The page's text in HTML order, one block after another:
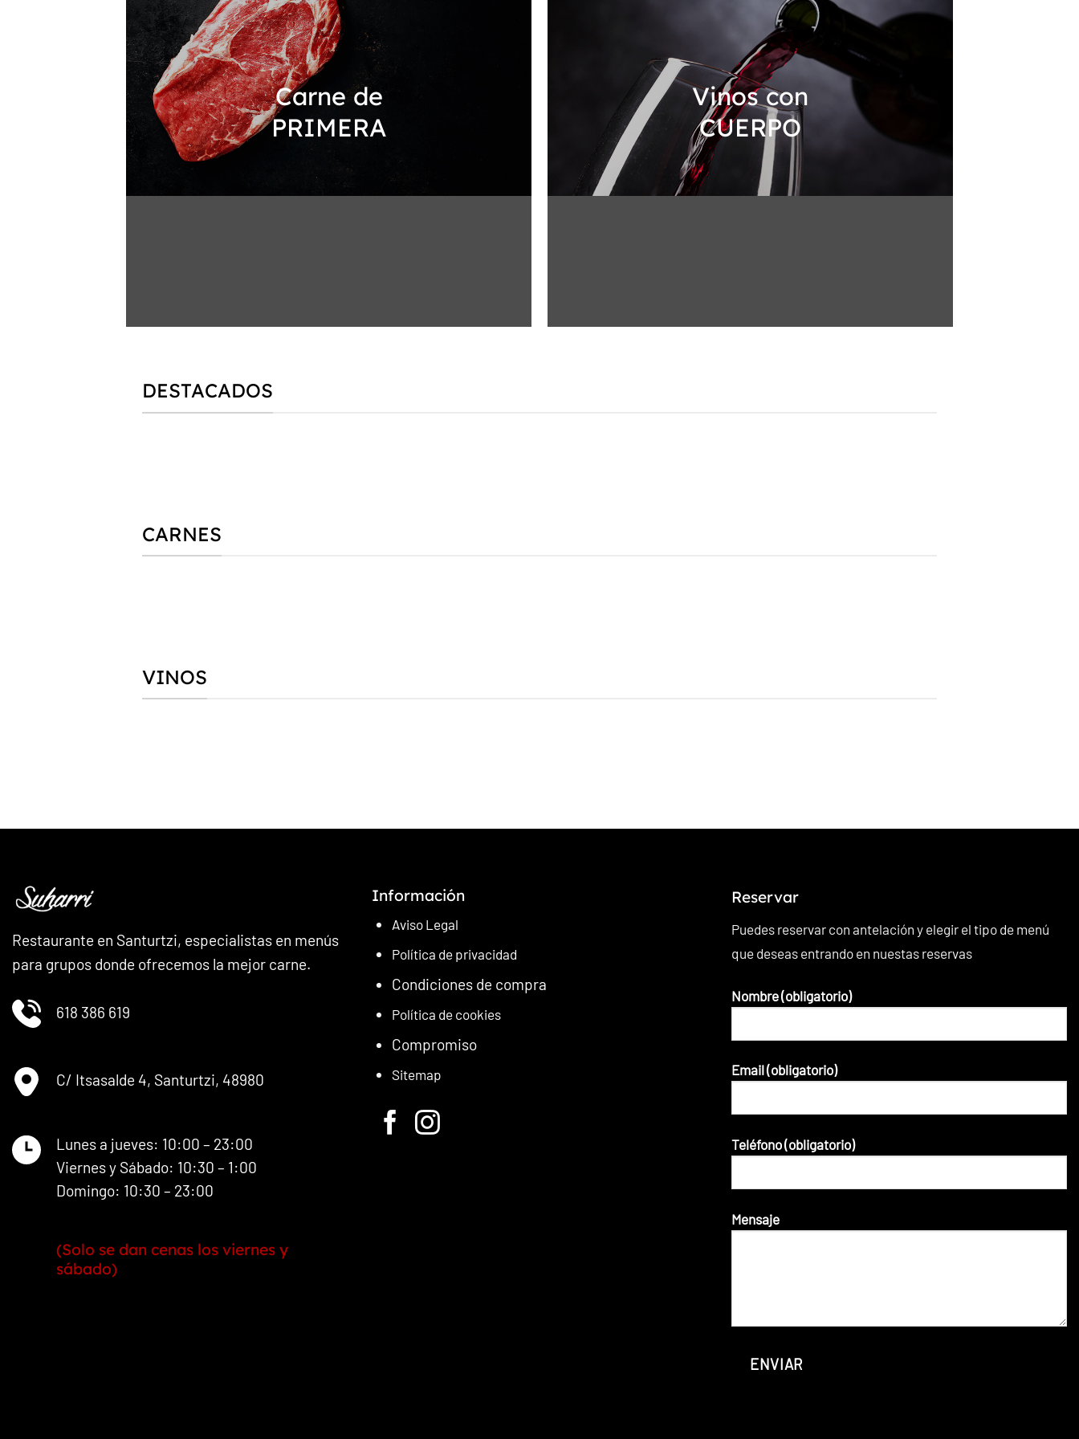
Carne de
PRIMERA
Vinos con
CUERPO
DESTACADOS
CARNES
VINOS
Restaurante en Santurtzi, especialistas en menús
para grupos donde ofrecemos la mejor carne.
618 386 619
C/ Itsasalde 4, Santurtzi, 48980
Lunes a jueves: 10:00 – 23:00
Viernes y Sábado: 10:30 – 1:00
Domingo: 10:30 – 23:00
(Solo se dan cenas los viernes y
sábado)
Información
Aviso Legal
Política de privacidad
Condiciones de compra
Política de cookies
Compromiso
Sitemap
Reservar
Puedes reservar con antelación y elegir el tipo de menú
que deseas entrando en nuestas reservas
Nombre (obligatorio)
Email (obligatorio)
Teléfono (obligatorio)
Mensaje